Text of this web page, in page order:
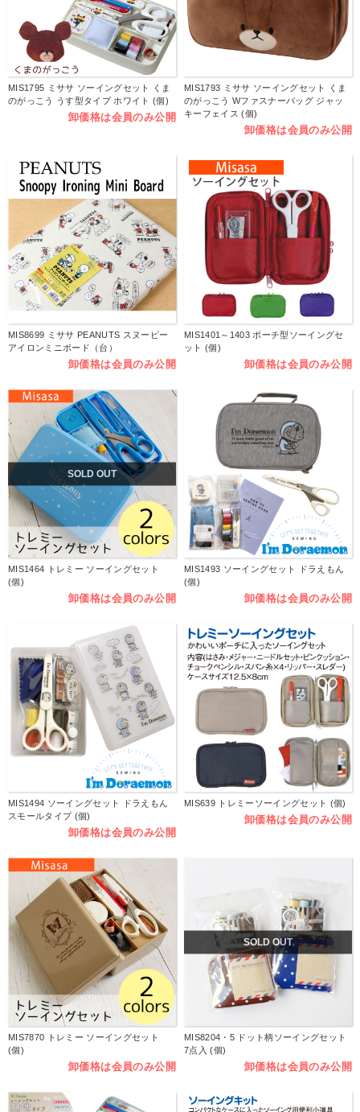
MIS1795 ミササ ソーイングセット くま
のがっこう うす型タイプ ホワイト (個)
卸価格は会員のみ公開
MIS1793 ミササ ソーイングセット くま
のがっこう Wファスナーバッグ ジャッ
キーフェイス (個)
卸価格は会員のみ公開
MIS8699 ミササ PEANUTS スヌーピー
アイロンミニボード（台）
卸価格は会員のみ公開
MIS1401～1403 ポーチ型ソーイングセ
ット (個)
卸価格は会員のみ公開
SOLD OUT
MIS1464 トレミー ソーイングセット
(個)
卸価格は会員のみ公開
MIS1493 ソーイングセット ドラえもん
(個)
卸価格は会員のみ公開
MIS1494 ソーイングセット ドラえもん
スモールタイプ (個)
卸価格は会員のみ公開
MIS639 トレミーソーイングセット (個)
卸価格は会員のみ公開
MIS7870 トレミー ソーイングセット
(個)
卸価格は会員のみ公開
SOLD OUT
MIS8204・5 ドット柄ソーイングセット
7点入 (個)
卸価格は会員のみ公開